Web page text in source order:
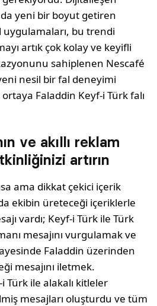
yeni bir boyut getiren
bu trendi
artık çok kolay ve keyifli
sahiplenen Nescafé
nesil bir fal deneyimi
Faladdin Keyf-i Türk falı
ve akıllı reklam
artırın
ama dikkat çekici içerik
ekibin üreteceği içeriklerle
vardı; Keyf-i Türk ile Türk
mesajını vurgulamak ve
Faladdin üzerinden
mesajını iletmek.
Türk ile alakalı kitleler
mesajları oluşturdu ve tüm